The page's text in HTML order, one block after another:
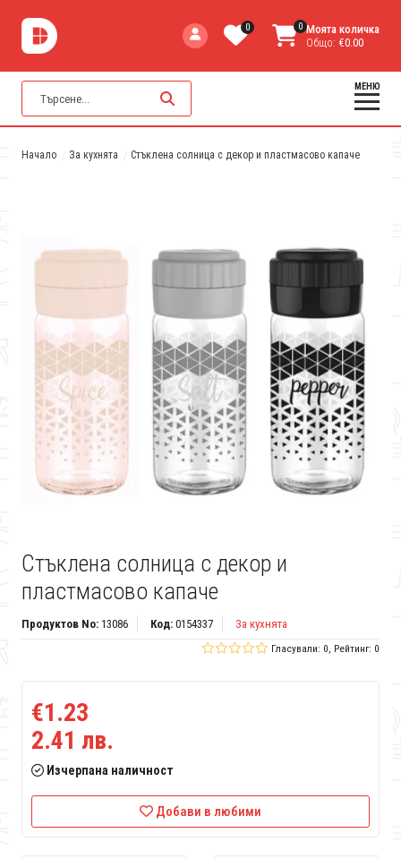
0 0 Моята количка
Общо: €0.00
МЕНЮ
Начало За кухнята Стъклена солница с декор и пластмасово капаче
Стъклена солница с декор и
пластмасово капаче
Продуктов No:13086 Код:0154337 За кухнята
Гласували: 0, Рейтинг: 0
€1.23
2.41 лв.
Изчерпана наличност
Добави в любими